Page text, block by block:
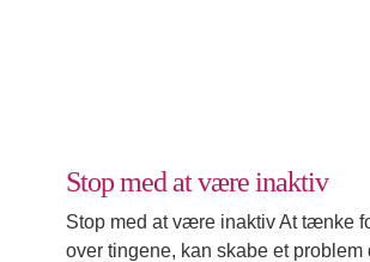
Stop med at være inaktiv
Stop med at være inaktiv At tænke
over tingene, kan skabe et problem